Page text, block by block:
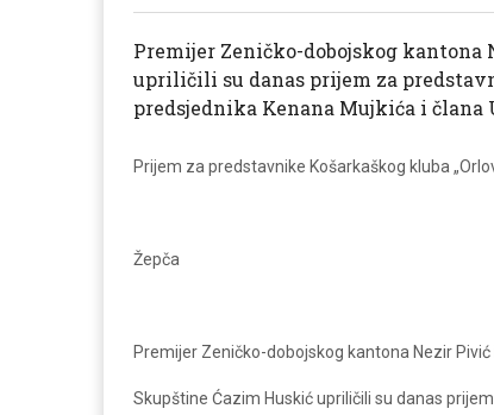
Premijer Zeničko-dobojskog
upriličili su danas prijem za
predsjednika Kenana Mujkića i člana
Prijem za predstavnike Košarkaškog kluba
Žepča
Premijer Zeničko-dobojskog kantona Nezir
Skupštine Ćazim Huskić upriličili su danas